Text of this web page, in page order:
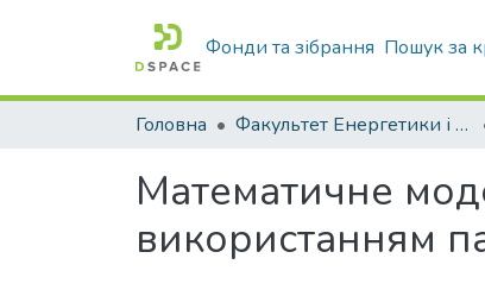
Фонди та зібрання Пошук за
Головна Факультет Енергетики і комп'ютерних технологій
Математичне
використанням